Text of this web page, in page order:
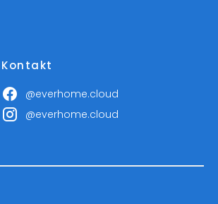
Kontakt
@everhome.cloud
@everhome.cloud